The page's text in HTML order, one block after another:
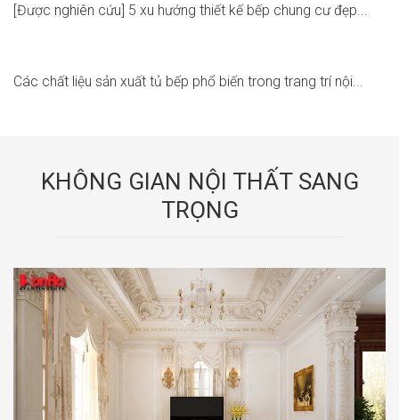
[Được nghiên cứu] 5 xu hướng thiết kế bếp chung cư đẹp...
Các chất liệu sản xuất tủ bếp phổ biến trong trang trí nội...
KHÔNG GIAN NỘI THẤT SANG
TRỌNG